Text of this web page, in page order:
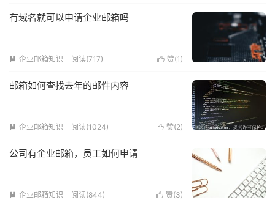
有域名就可以申请企业邮箱吗
 企业邮箱知识 阅读(717)  赞(1 )
邮箱如何查找去年的邮件内容
 企业邮箱知识 阅读(1024)  赞(2)
公司有企业邮箱，员工如何申请
 企业邮箱知识 阅读(844)  赞(3)